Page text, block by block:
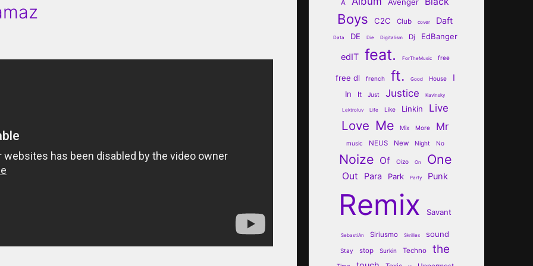
A
Boys C2C Club cover Daft
Data DE Die Digitalism Dj EdBanger
edIT feat. ForTheMusic free
free dl french ft. Good House I
In It Just Justice Kavinsky
Lektroluv Life Like Linkin Live
Love Me Mix More Mr
music NEUS New Night No
Noize Of Oizo On One
Out Para Park Party Punk
Remix Savant
SebastiAn Siriusmo Skrillex sound
Stay stop Surkin Techno the